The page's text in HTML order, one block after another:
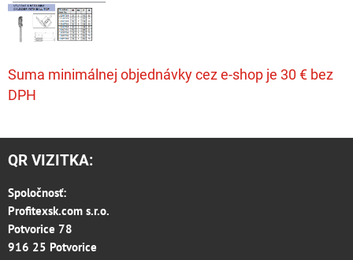
Suma minimálnej objednávky cez e-shop je 30 € bez
DPH
QR VIZITKA:
Spoločnosť:
Profitexsk.com s.r.o.
Potvorice 78
916 25 Potvorice